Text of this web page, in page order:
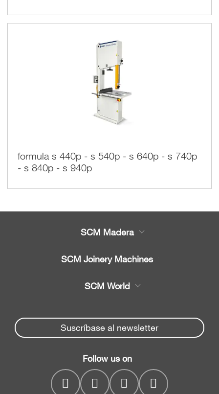
Además de este tipo de trabajo es también muy segura para
Usando una hoja estrecha con los dientes gruesos es
posible cortar piezas de material muy espesos como los
grandes arcos usados para las repisas usadas en las
campanas de las chimeneas.
La sierra cinta es un instrumento versátil, con el que es
posible realizar los trabajos más diferentes, un instrumento
formula s 440p - s 540p - s 640p - s 740p
- s 840p - s 940p
SCM Madera
Recambios
Empresa
SCM Joinery Machines
Canteadoras
Regruesadoras
Cepilladoras
regruesadoras
CNC drilling centres
SCM World
Spare parts service
myPortal
Suscríbase al newsletter
Follow us on